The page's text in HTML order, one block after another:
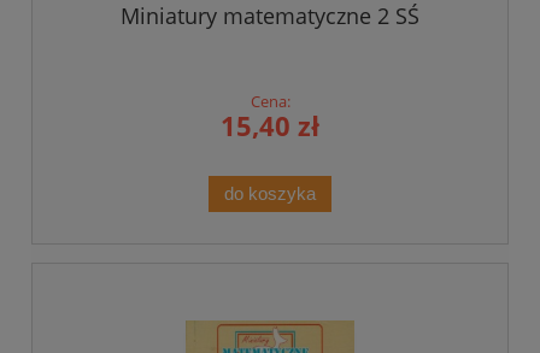
Miniatury matematyczne 2 SŚ
Cena:
15,40 zł
do koszyka